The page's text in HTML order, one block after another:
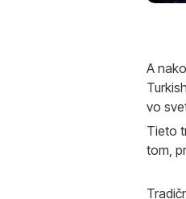
A
vo
Tieto
tom,